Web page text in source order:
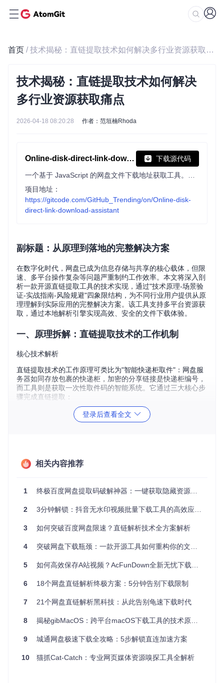
首页 / 技术揭秘：直链提取技术如何解决多行业资源获取痛点
技术揭秘：直链提取技术如何解决
多行业资源获取痛点
2026-04-18 08:20:28 作者：范垣楠Rhoda
Online-disk-direct-link-download-assistant 下载源代码
项目地址：
https://gitcode.com/GitHub_Trending/on/Online-disk-
direct-link-download-assistant
副标题：从原理到落地的完整解决方案
在数字化时代，网盘已成为信息存储与共享的核心载体，但限
速、多平台操作复杂等问题严重制约工作效率。本文将深入剖
析一款开源直链提取工具的技术实现，通过"技术原理-场景验
证-实战指南-风险规避"四象限结构，为不同行业用户提供从原
理理解到实际应用的完整解决方案。该工具支持多平台资源获
取，通过本地解析引擎实现高效、安全的文件下载体验。
一、原理拆解：直链提取技术的工作机制
核心技术解析
直链提取技术的工作原理可类比为"智能快递柜取件"：网盘服
务器如同存放包裹的快递柜，加密的分享链接是快递柜编号，
而工具则是获取一次性取件码的智能系统。它通过三大核心步
骤完成直链提取：
：精准定位页面中的资源参数容器，如同找
到快递柜的控制面板
打开"柜门"获取资源
障了数据安全，又避免了中转服务器带来的速度损耗。
技术参数对比
方式
术
提升幅度
数据处理
位置
云端中转 本地处理
100%隐私保
护
平均解析
3-5秒 0.8-1.2秒 65%效率提升
断点续传
支持
依赖服务
器
本地校验支
持
制
固定3线程
线程
用率
二、效率对比：不同行业的场景验证
登录后查看全文
相关内容推荐
1 终极百度网盘提取码破解神器：一键获取隐藏资源完全指南
2 3分钟解锁：抖音无水印视频批量下载工具的高效应用指南
3 如何突破百度网盘限速？直链解析技术全方案解析
4 突破网盘下载瓶颈：一款开源工具如何重构你的文件获取体验
5 如何高效保存A站视频？AcFunDown全新无忧下载方案大揭秘
6 18个网盘直链解析终极方案：5分钟告别下载限制
7 21个网盘直链解析黑科技：从此告别龟速下载时代
8 揭秘gibMacOS：跨平台macOS下载工具的技术原理与实战指南
9 城通网盘极速下载全攻略：5步解锁直连加速方案
10 猫抓Cat-Catch：专业网页媒体资源嗅探工具全解析